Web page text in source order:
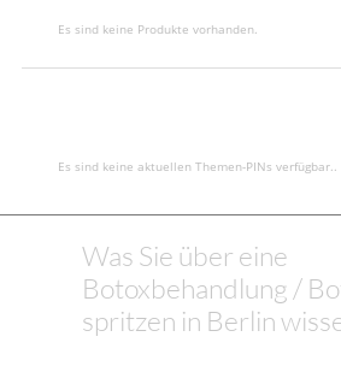
Es sind keine Produkte vorhanden.
Es sind keine aktuellen Themen-PINs verfügbar..
Was Sie über eine
Botoxbehandlung /
spritzen in Berlin